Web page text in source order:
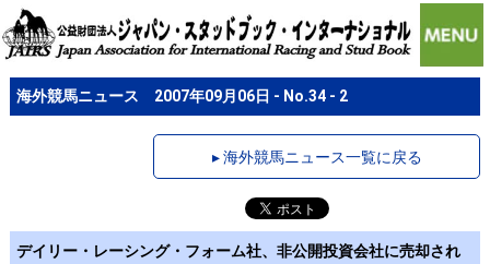
海外競馬ニュース 2007年09月06日 - No.34 - 2
▸ 海外競馬ニュース一覧に戻る
デイリー・レーシング・フォーム社、非公開投資会社に売却され